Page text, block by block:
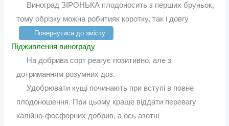
Виноград ЗІРОНЬКА плодоносить з перших бруньок,
тому обрізку можна робитияк коротку, так і довгу
Повернутися до змісту
Підживлення винограду
На добрива сорт реагує позитивно, але з
дотриманням розумних доз.
Удобрювати кущі починають при вступі в повне
плодоношення. При цьому краще віддати перевагу
калійно-фосфорних добрив, а ось азотні